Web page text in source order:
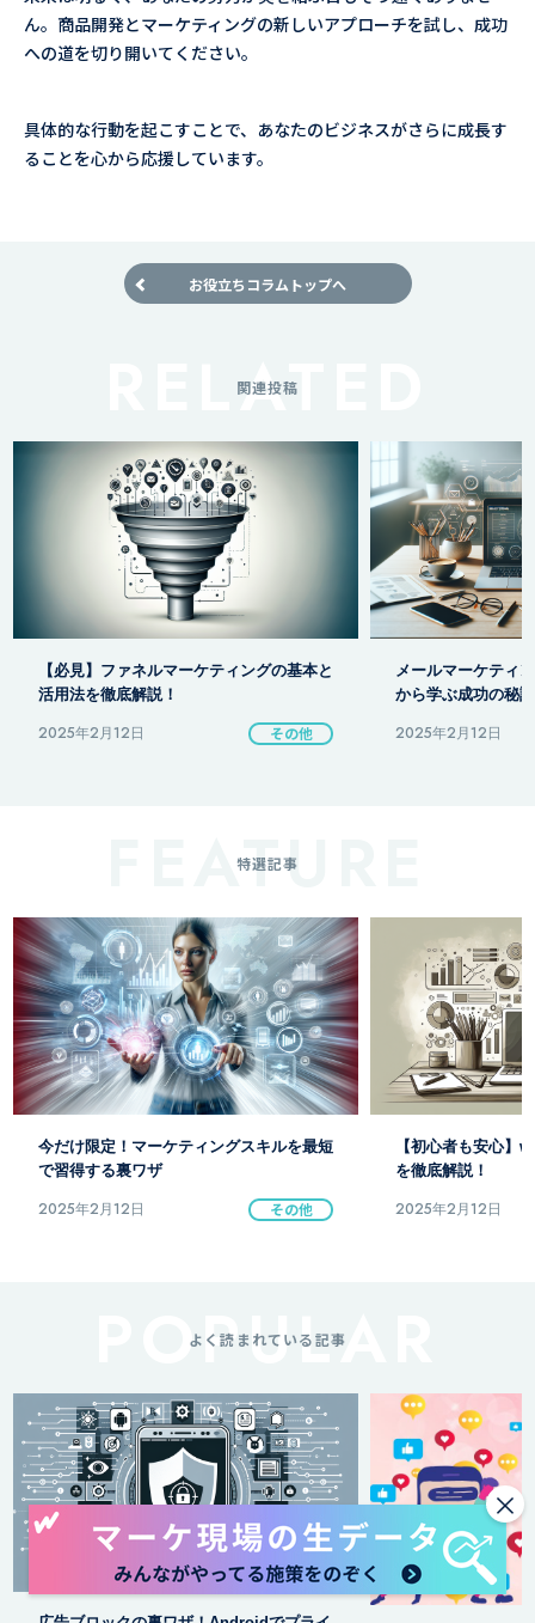
ん。商品開発とマーケティングの新しいアプローチを試し、成功
への道を切り開いてください。
具体的な行動を起こすことで、あなたのビジネスがさらに成長す
ることを心から応援しています。
お役立ちコラムトップへ
関連投稿
メールマーケティングで成果を出す！基礎
から学ぶ成功の秘訣
2025年2月12日 その他
【注意】百貨店で
ための重要ポイン
2025年2月18日
特選記事
【初心者も安心】webマーケティング用語
を徹底解説！
2025年2月12日 その他
リードマーケティ
得のための基本戦
2025年2月12日
よく読まれている記事
×